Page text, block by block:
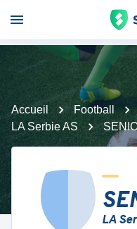
Accueil Football
LA Serbie AS
LA